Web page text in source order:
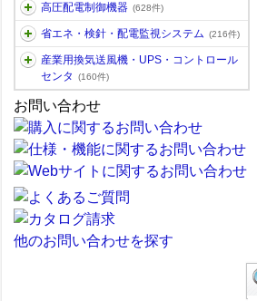
高圧配電制御機器 (628件)
省エネ・検針・配電監視システム (216件)
産業用換気送風機・UPS・コントロール
センタ
(160件)
お問い合わせ
他のお問い合わせを探す